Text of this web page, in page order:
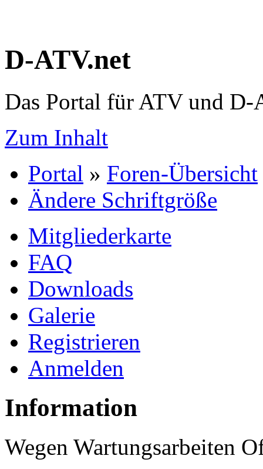
D-ATV.net
Das Portal für ATV und D-
Zum Inhalt
Portal » Foren-Übersicht
Ändere Schriftgröße
Mitgliederkarte
FAQ
Downloads
Galerie
Registrieren
Anmelden
Information
Wegen Wartungsarbeiten